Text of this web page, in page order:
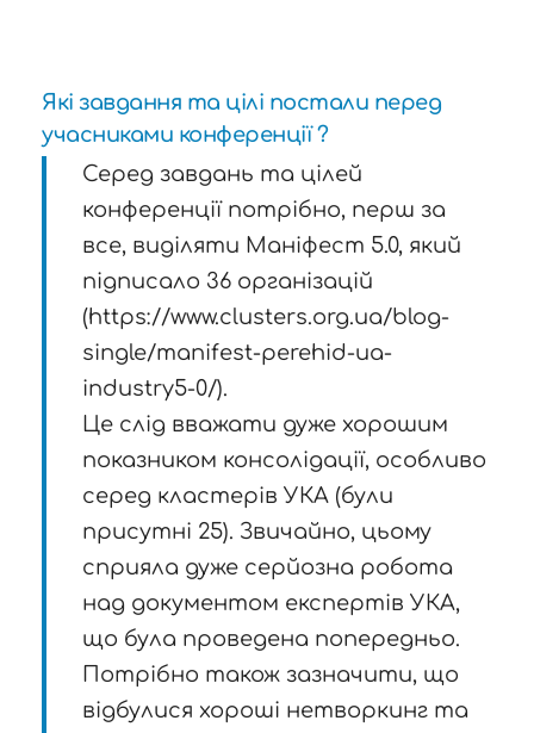
Які завдання та цілі постали перед
учасниками конференції ?
Серед завдань та цілей
конференції потрібно, перш за
все, виділяти Маніфест 5.0, який
підписало 36 організацій
(https://www.clusters.org.ua/blog-
single/manifest-perehid-ua-
industry5-0/).
Це слід вважати дуже хорошим
показником консолідації, особливо
серед кластерів УКА (були
присутні 25). Звичайно, цьому
сприяла дуже серйозна робота
над документом експертів УКА,
що була проведена попередньо.
Потрібно також зазначити, що
відбулися хороші нетворкинг та